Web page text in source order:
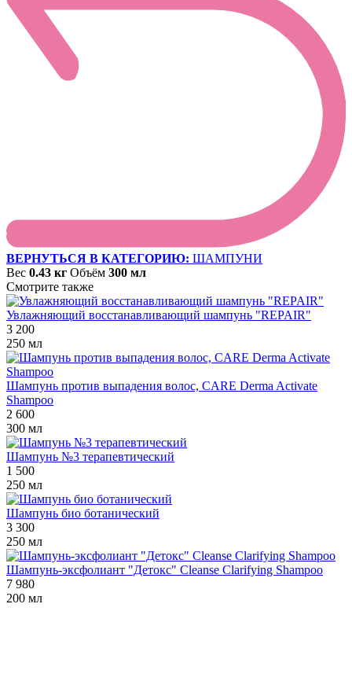
ВЕРНУТЬСЯ В КАТЕГОРИЮ: ШАМПУНИ
Вес 0.43 кг Объём 300 мл
Смотрите также
Увлажняющий восстанавливающий шампунь "REPAIR"
3 200
250 мл
Шампунь против выпадения волос, CARE Derma Activate
Shampoo
2 600
300 мл
Шампунь №3 терапевтический
1 500
250 мл
Шампунь био ботанический
3 300
250 мл
Шампунь-эксфолиант "Детокс" Cleanse Clarifying Shampoo
7 980
200 мл